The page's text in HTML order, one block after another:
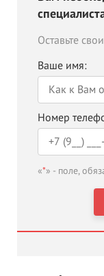
Оставьте
Ваше имя:
Номер
«*» - поле,